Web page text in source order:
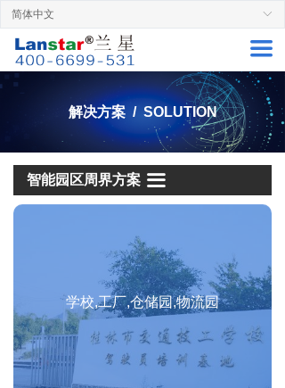
끀
首页
周界产品
服务支持
成功案例
ꀅ
简体中文
解决方案 / SOLUTION
智能园区周界方案 끀
周界安防解决方案
楼宇社区周界方案
能源周界方案
金融周界方案
交通周界方案
畜牧农林周界方案
军工周界方案
司法周界方案
学校,工厂,仓储园,物流园